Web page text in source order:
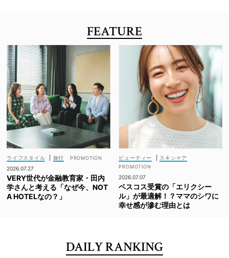
FEATURE
ライフスタイル
旅行
2026.07.27
VERY世代が金融教育家・田内
学さんと考える「なぜ今、NOT
A HOTELなの？」
ビューティー スキンケア
2026.07.07
ベスコス受賞の「エリクシー
ル」が最適解！？ママのシワに
幸せ感が滲む理由とは
DAILY RANKING